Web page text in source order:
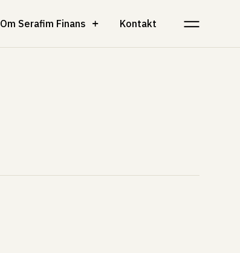
Om Serafim Finans Kontakt